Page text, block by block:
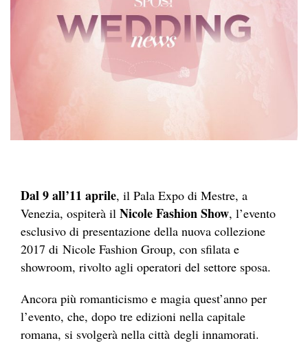
Dal 9 all’11 aprile, il Pala Expo di Mestre, a
Venezia, ospiterà il Nicole Fashion Show, l’evento
esclusivo di presentazione della nuova collezione
2017 di Nicole Fashion Group, con sfilata e
showroom, rivolto agli operatori del settore sposa.
Ancora più romanticismo e magia quest’anno per
l’evento, che, dopo tre edizioni nella capitale
romana, si svolgerà nella città degli innamorati.